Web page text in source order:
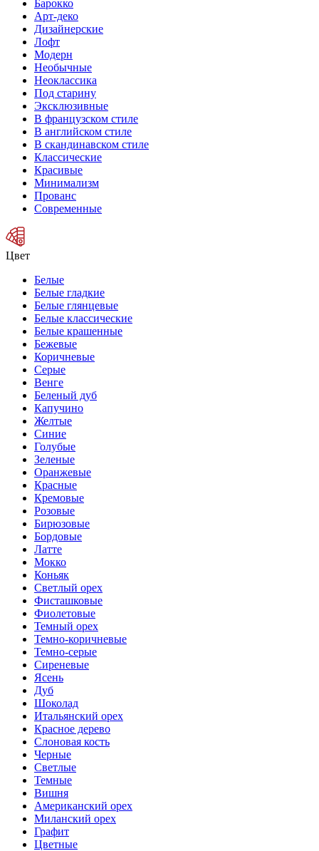
Барокко
Арт-деко
Дизайнерские
Лофт
Модерн
Необычные
Неоклассика
Под старину
Эксклюзивные
В французском стиле
В английском стиле
В скандинавском стиле
Классические
Красивые
Минимализм
Прованс
Современные
Цвет
Белые
Белые гладкие
Белые глянцевые
Белые классические
Белые крашенные
Бежевые
Коричневые
Серые
Венге
Беленый дуб
Капучино
Желтые
Синие
Голубые
Зеленые
Оранжевые
Красные
Кремовые
Розовые
Бирюзовые
Бордовые
Латте
Мокко
Коньяк
Светлый орех
Фисташковые
Фиолетовые
Темный орех
Темно-коричневые
Темно-серые
Сиреневые
Ясень
Дуб
Шоколад
Итальянский орех
Красное дерево
Слоновая кость
Черные
Светлые
Темные
Вишня
Американский орех
Миланский орех
Графит
Цветные